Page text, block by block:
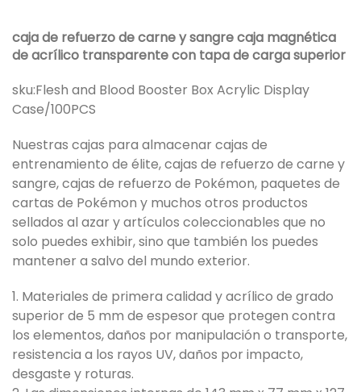
caja de refuerzo de carne y sangre caja magnética
de acrílico transparente con tapa de carga superior
sku:Flesh and Blood Booster Box Acrylic Display
Case/100PCS
Nuestras cajas para almacenar cajas de
entrenamiento de élite, cajas de refuerzo de carne y
sangre, cajas de refuerzo de Pokémon, paquetes de
cartas de Pokémon y muchos otros productos
sellados al azar y artículos coleccionables que no
solo puedes exhibir, sino que también los puedes
mantener a salvo del mundo exterior.
1. Materiales de primera calidad y acrílico de grado
superior de 5 mm de espesor que protegen contra
los elementos, daños por manipulación o transporte,
resistencia a los rayos UV, daños por impacto,
desgaste y roturas.